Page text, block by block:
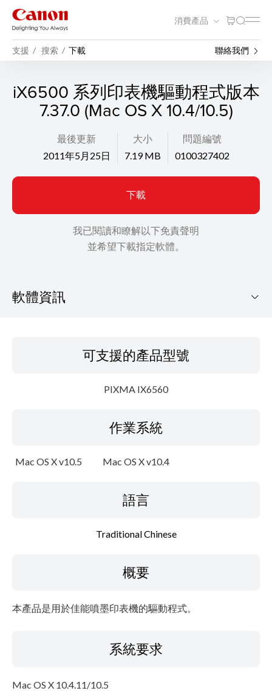
消費產品
支援 搜索 下載 聯絡我們
iX6500 系列印表機驅動程式版本
7.37.0 (Mac OS X 10.4/10.5)
最後更新
2011年5月25日
大小
7.19 MB
問題編號
0100327402
下載
我已閱讀和瞭解以下免責聲明
並希望下載指定軟體。
軟體資訊
系統要求
可支援的產品型號
PIXMA IX6560
作業系統
Mac OS X v10.5 Mac OS X v10.4
語言
Traditional Chinese
概要
本產品是用於佳能噴墨印表機的驅動程式。
系統要求
Mac OS X 10.4.11/10.5